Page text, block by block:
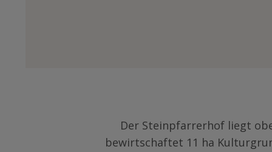
Der Steinpfarrerhof liegt
bewirtschaftet 11 ha